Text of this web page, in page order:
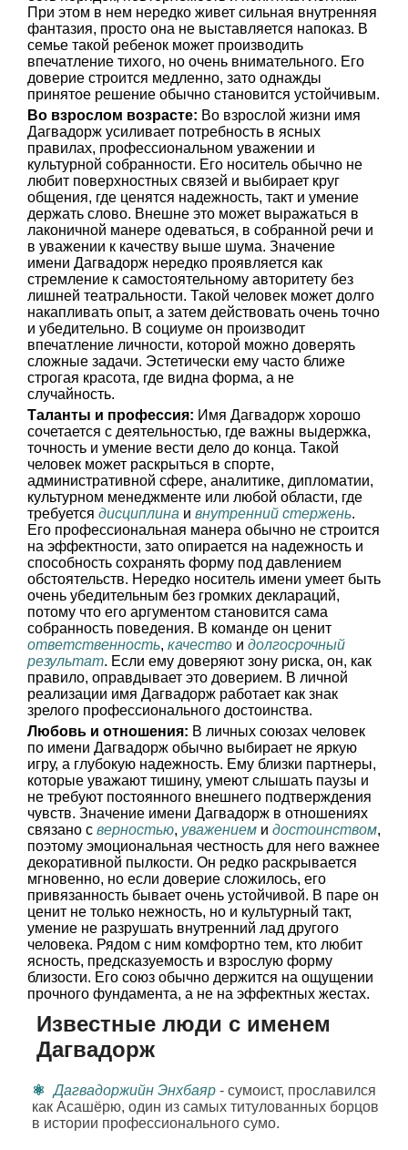
При этом в нем нередко живет сильная внутренняя
фантазия, просто она не выставляется напоказ. В
семье такой ребенок может производить
впечатление тихого, но очень внимательного. Его
доверие строится медленно, зато однажды
принятое решение обычно становится устойчивым.
Во взрослом возрасте: Во взрослой жизни имя
Дагвадорж усиливает потребность в ясных
правилах, профессиональном уважении и
культурной собранности. Его носитель обычно не
любит поверхностных связей и выбирает круг
общения, где ценятся надежность, такт и умение
держать слово. Внешне это может выражаться в
лаконичной манере одеваться, в собранной речи и
в уважении к качеству выше шума. Значение
имени Дагвадорж нередко проявляется как
стремление к самостоятельному авторитету без
лишней театральности. Такой человек может долго
накапливать опыт, а затем действовать очень точно
и убедительно. В социуме он производит
впечатление личности, которой можно доверять
сложные задачи. Эстетически ему часто ближе
строгая красота, где видна форма, а не
случайность.
Таланты и профессия: Имя Дагвадорж хорошо
сочетается с деятельностью, где важны выдержка,
точность и умение вести дело до конца. Такой
человек может раскрыться в спорте,
административной сфере, аналитике, дипломатии,
культурном менеджменте или любой области, где
требуется дисциплина и внутренний стержень.
Его профессиональная манера обычно не строится
на эффектности, зато опирается на надежность и
способность сохранять форму под давлением
обстоятельств. Нередко носитель имени умеет быть
очень убедительным без громких деклараций,
потому что его аргументом становится сама
собранность поведения. В команде он ценит
ответственность, качество и долгосрочный
результат. Если ему доверяют зону риска, он, как
правило, оправдывает это доверием. В личной
реализации имя Дагвадорж работает как знак
зрелого профессионального достоинства.
Любовь и отношения: В личных союзах человек
по имени Дагвадорж обычно выбирает не яркую
игру, а глубокую надежность. Ему близки партнеры,
которые уважают тишину, умеют слышать паузы и
не требуют постоянного внешнего подтверждения
чувств. Значение имени Дагвадорж в отношениях
связано с верностью, уважением и достоинством,
поэтому эмоциональная честность для него важнее
декоративной пылкости. Он редко раскрывается
мгновенно, но если доверие сложилось, его
привязанность бывает очень устойчивой. В паре он
ценит не только нежность, но и культурный такт,
умение не разрушать внутренний лад другого
человека. Рядом с ним комфортно тем, кто любит
ясность, предсказуемость и взрослую форму
близости. Его союз обычно держится на ощущении
прочного фундамента, а не на эффектных жестах.
Известные люди с именем
Дагвадорж
Дагвадоржийн Энхбаяр - сумоист, прославился
как Асашёрю, один из самых титулованных борцов
в истории профессионального сумо.